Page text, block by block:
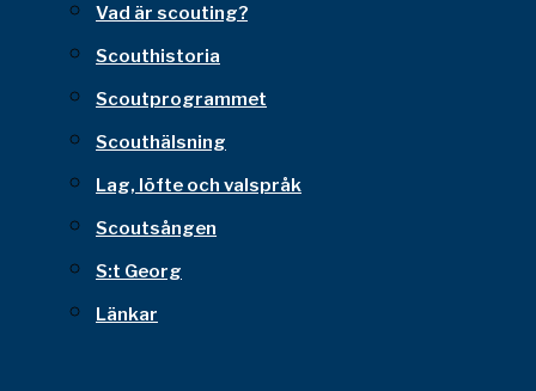
Vad är scouting?
Scouthistoria
Scoutprogrammet
Scouthälsning
Lag, löfte och valspråk
Scoutsången
S:t Georg
Länkar